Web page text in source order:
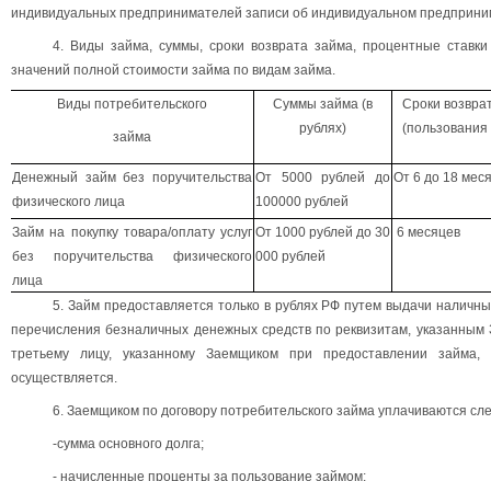
индивидуальных предпринимателей записи об индивидуальном
4. Виды займа, суммы, сроки возврата займа, процентные
значений полной стоимости займа по видам займа.
Виды потребительского
займа
Суммы займа (в
рублях)
Сроки
Денежный займ без поручительства
физического лица
От 5000 рублей до
100000 рублей
От 6 до 18
Займ на покупку товара/оплату услуг
без поручительства физического
лица
От 1000 рублей до 30
000 рублей
6 месяцев
5. Займ предоставляется только в рублях РФ путем выдачи
перечисления безналичных денежных средств по реквизитам,
третьему лицу, указанному Заемщиком при предоставлении
осуществляется.
6. Заемщиком по договору потребительского займа уплачиваются
-сумма основного долга;
- начисленные проценты за пользование займом;